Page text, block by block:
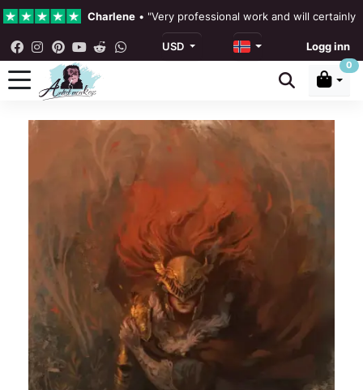
Charlene • "Very professional work and will certainly
4.3 • Våre anmeldelser
Rebecka Douglas
Ronan Dodgson "Excellent service clear
USD Logg inn
0